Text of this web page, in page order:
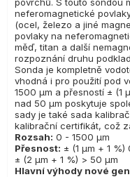
neferomagnetické
(ocel, železo a jiné
povlaky na
měď, titan a další
rozpoznání druhu
Sonda je kompletně
vhodná i pro použití pod
1500 µm a přesností ± (1
nad 50 µm poskytuje
sady je také sada
kalibrační certifikát, což
Rozsah: 0 - 1500 µm
Přesnost: ± (1 µm + 1
± (2 µm + 1 %) > 50 µm
Hlavní výhody nové